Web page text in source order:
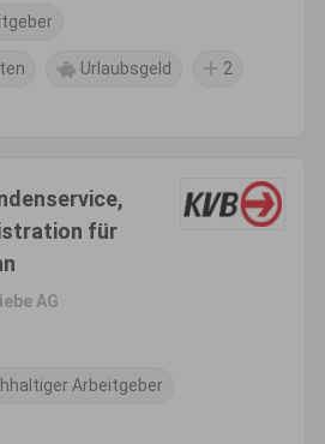
Urlaubsgeld 2
für
AG
Arbeitgeber